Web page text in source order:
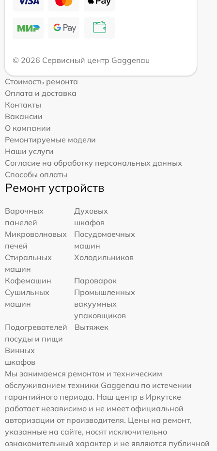
© 2026 Сервисный центр Gaggenau
Стоимость ремонта
Оплата и доставка
Контакты
Вакансии
О компании
Ремонтируемые модели
Наши услуги
Согласие на обработку персональных данных
Способы оплаты
Ремонт устройств
Варочных
панелей
Духовых
шкафов
Микроволновых
печей
Посудомоечных
машин
Стиральных
машин
Холодильников
Кофемашин
Пароварок
Сушильных
машин
Промышленных
вакуумных
упаковщиков
Подогревателей
посуды и пищи
Вытяжек
Винных
шкафов
Мы занимаемся ремонтом и техническим
обслуживанием техники Gaggenau по истечении
гарантийного периода. Наш центр в Иркутске
работает независимо и не имеет официальной
авторизации от производителя. Цены на ремонт,
указанные на сайте, носят исключительно
ознакомительный характер и не являются публичной